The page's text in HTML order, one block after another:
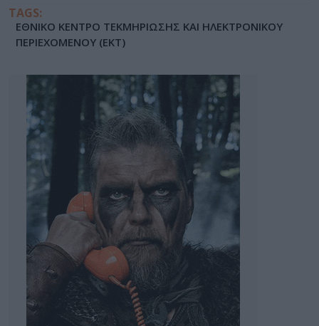
TAGS:
ΕΘΝΙΚΟ ΚΕΝΤΡΟ ΤΕΚΜΗΡΙΩΣΗΣ ΚΑΙ ΗΛΕΚΤΡΟΝΙΚΟΥ
ΠΕΡΙΕΧΟΜΕΝΟΥ (ΕΚΤ)